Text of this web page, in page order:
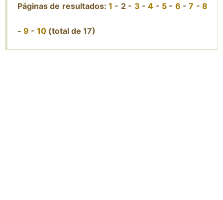
Páginas de resultados:1 - 2- 3 -4 - 5- 6 -7 -8
- 9 - 10 (total de 17)